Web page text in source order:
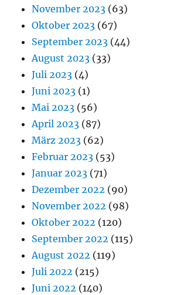
November 2023 (63)
Oktober 2023 (67)
September 2023 (44)
August 2023 (33)
Juli 2023 (4)
Juni 2023 (1)
Mai 2023 (56)
April 2023 (87)
März 2023 (62)
Februar 2023 (53)
Januar 2023 (71)
Dezember 2022 (90)
November 2022 (98)
Oktober 2022 (120)
September 2022 (115)
August 2022 (119)
Juli 2022 (215)
Juni 2022 (140)